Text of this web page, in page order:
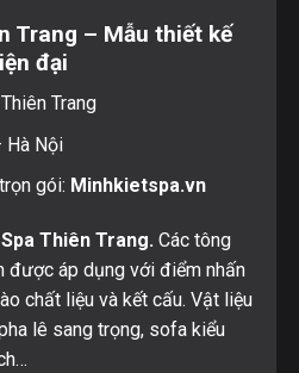
Trang – Mẫu thiết kế
đại
Trang
Hà Nội
gói: Minhkietspa.vn
Thiên Trang. Các tông
được áp dụng với điểm nhấn
chất liệu và kết cấu. Vật liệu
lê sang trọng, sofa kiểu